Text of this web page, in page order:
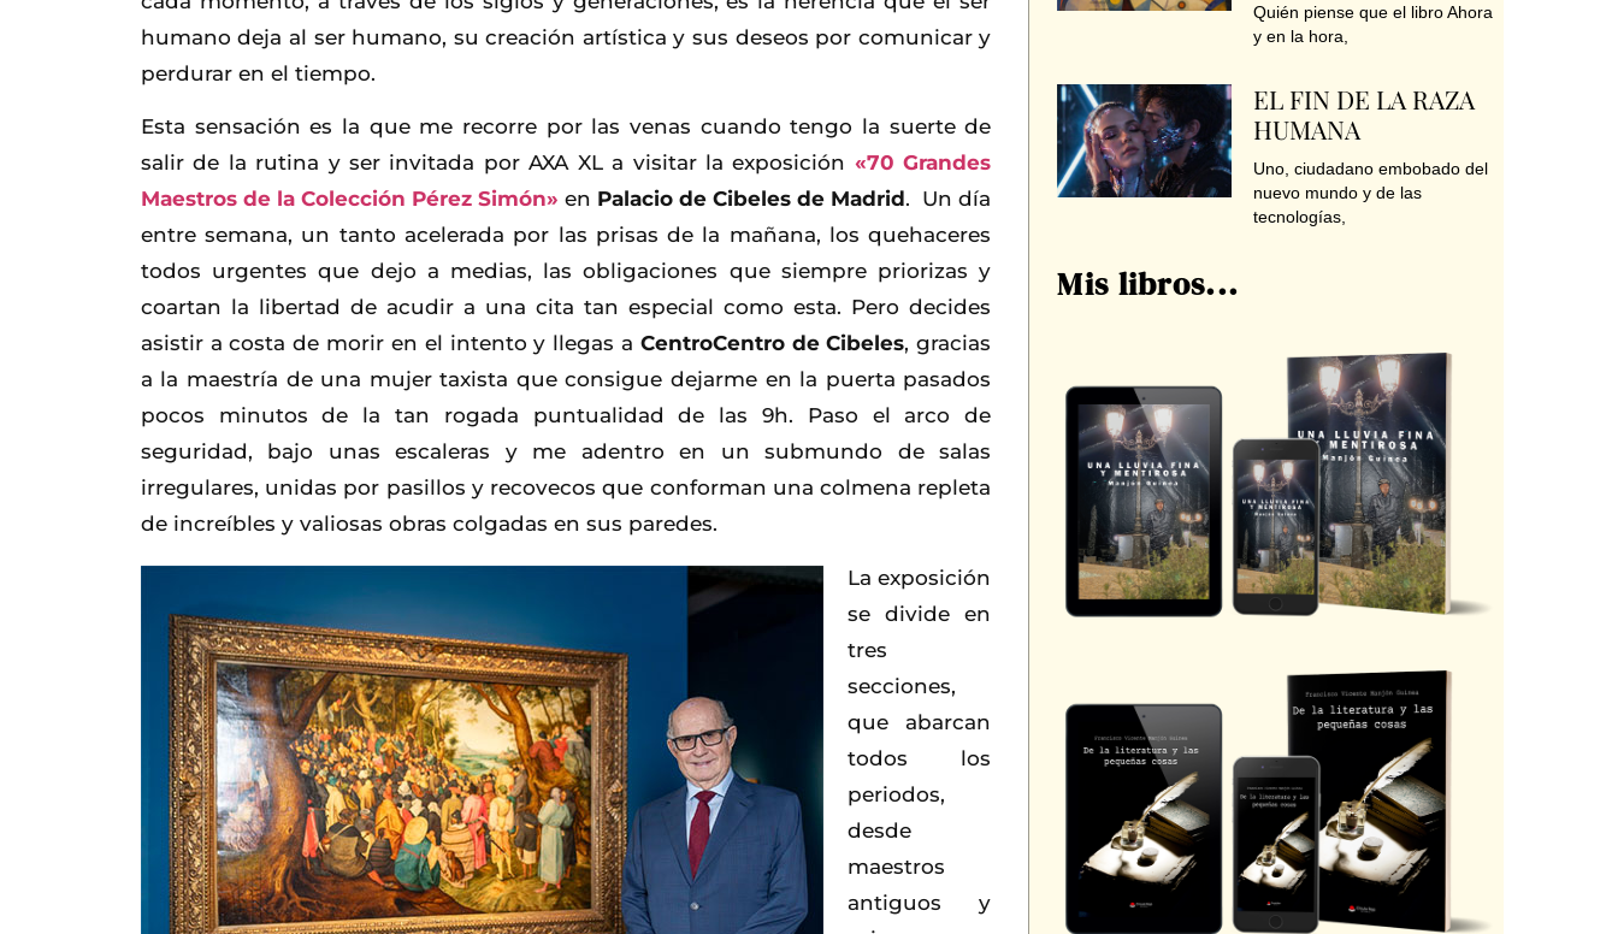
humano deja al ser humano, su creación artística y sus deseos por comunicar y
perdurar en el tiempo.
Esta sensación es la que me recorre por las venas cuando tengo la suerte de
salir de la rutina y ser invitada por AXA XL a visitar la exposición «70 Grandes
Maestros de la Colección Pérez Simón» en Palacio de Cibeles de Madrid. Un día
entre semana, un tanto acelerada por las prisas de la mañana, los quehaceres
todos urgentes que dejo a medias, las obligaciones que siempre priorizas y
coartan la libertad de acudir a una cita tan especial como esta. Pero decides
asistir a costa de morir en el intento y llegas a CentroCentro de Cibeles, gracias
a la maestría de una mujer taxista que consigue dejarme en la puerta pasados
pocos minutos de la tan rogada puntualidad de las 9h. Paso el arco de
seguridad, bajo unas escaleras y me adentro en un submundo de salas
irregulares, unidas por pasillos y recovecos que conforman una colmena repleta
de increíbles y valiosas obras colgadas en sus paredes.
La exposición
se divide en
tres
secciones,
que abarcan
todos los
periodos,
desde
maestros
antiguos y
Quién piense que el libro Ahora
y en la hora,
EL FIN DE LA RAZA
HUMANA
Uno, ciudadano embobado del
nuevo mundo y de las
tecnologías,
Mis libros...